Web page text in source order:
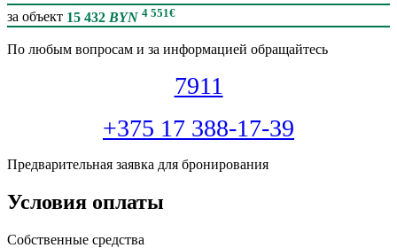
за объект 15 432 BYN 4 551€
По любым вопросам и за информацией обращайтесь
7911
+375 17 388-17-39
Предварительная заявка для бронирования
Условия оплаты
Собственные средства